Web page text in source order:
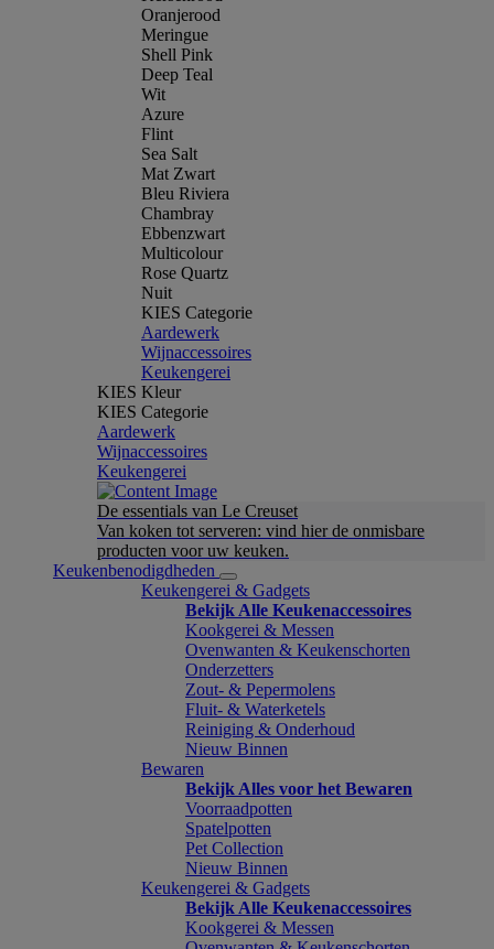
Oranjerood
Meringue
Shell Pink
Deep Teal
Wit
Azure
Flint
Sea Salt
Mat Zwart
Bleu Riviera
Chambray
Ebbenzwart
Multicolour
Rose Quartz
Nuit
KIES Categorie
Aardewerk
Wijnaccessoires
Keukengerei
KIES Kleur
KIES Categorie
Aardewerk
Wijnaccessoires
Keukengerei
De essentials van Le Creuset
Van koken tot serveren: vind hier de onmisbare
producten voor uw keuken.
Keukenbenodigdheden
Keukengerei & Gadgets
Bekijk Alle Keukenaccessoires
Kookgerei & Messen
Ovenwanten & Keukenschorten
Onderzetters
Zout- & Pepermolens
Fluit- & Waterketels
Reiniging & Onderhoud
Nieuw Binnen
Bewaren
Bekijk Alles voor het Bewaren
Voorraadpotten
Spatelpotten
Pet Collection
Nieuw Binnen
Keukengerei & Gadgets
Bekijk Alle Keukenaccessoires
Kookgerei & Messen